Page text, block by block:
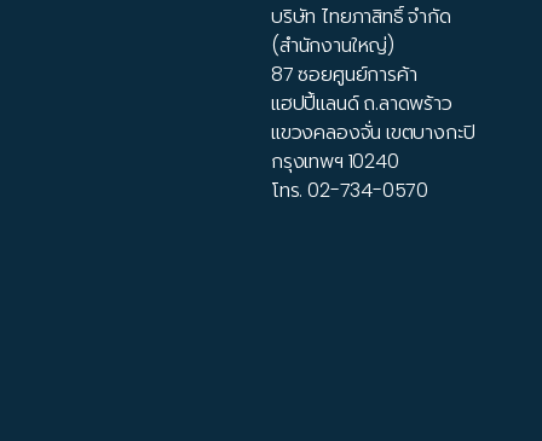
บริษัท ไทยภาสิทธิ์ จำกัด
(สำนักงานใหญ่)
87 ซอยศูนย์การค้า
แฮปปี้แลนด์ ถ.ลาดพร้าว
แขวงคลองจั่น เขตบางกะปิ
กรุงเทพฯ 10240
โทร.02-734-0570